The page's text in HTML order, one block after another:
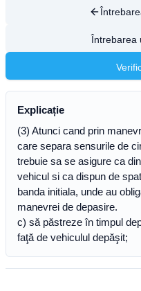
Întrebarea
Explicație
(3) Atunci cand prin
care separa sensurile de
trebuie sa se asigure ca
vehicul si ca dispun de
banda initiala, unde au
manevrei de depasire.
c) să păstreze în timpul
faţă de vehiculul depăşit;